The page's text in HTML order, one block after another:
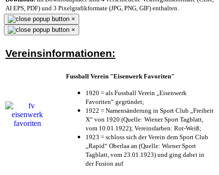
AI EPS, PDF) und 3 Pixelgrafikformate (JPG, PNG, GIF) enthalten.
×
×
Vereinsinformationen:
Fussball Verein "Eisenwerk Favoriten"
1920 = als Fussball Verein „Eisenwerk
Favoriten“ gegründet;
1922 = Namensänderung in Sport Club „Freiheit
X“ von 1920 (Quelle: Wiener Sport Tagblatt,
vom 10.01.1922); Vereinsfarben: Rot-Weiß;
1923 = schloss sich der Verein dem Sport Club
„Rapid“ Oberlaa an (Quelle: Wiener Sport
Tagblatt, vom 23.01.1923) und ging dabei in
der Fusion auf